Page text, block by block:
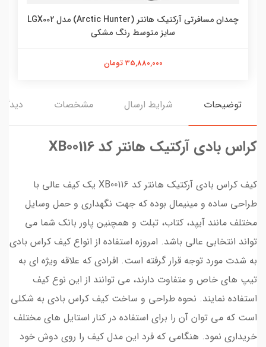
چمدان مسافرتی آرکتیک هانتر (Arctic Hunter) مدل LGX002
سایز متوسط رنگ مشکی
35,880,000 تومان
توضیحات شرایط ارسال مشخصات
کراس بادی آرکتیک هانتر کد XB00116
کیف کراس بادی آرکتیک هانتر کد XB00116 یک کیف عالی با
طراحی ساده و مینیمال بوده که جهت نگهداری و حمل وسایل
مختلف مانند آیپد، کتاب، تبلت و همچنین پاور بانک شما می‌
تواند انتخابی عالی باشد. امروزه استفاده از انواع کیف کراس بادی
به شدت مورد توجه قرار گرفته است. افرادی که علاقه ویژه‌ ای به
تیپ‌ های خاص و متفاوت دارند، می‌ توانند از این نوع کیف
استفاده نمایند. نحوه طراحی و ساخت کیف کراس بادی به شکلی
است که می‌ توان آن را برای استفاده در کنار استایل‌ های مختلف
خریداری نمود. هنگامی که فرد این مدل کیف را روی دوش خود